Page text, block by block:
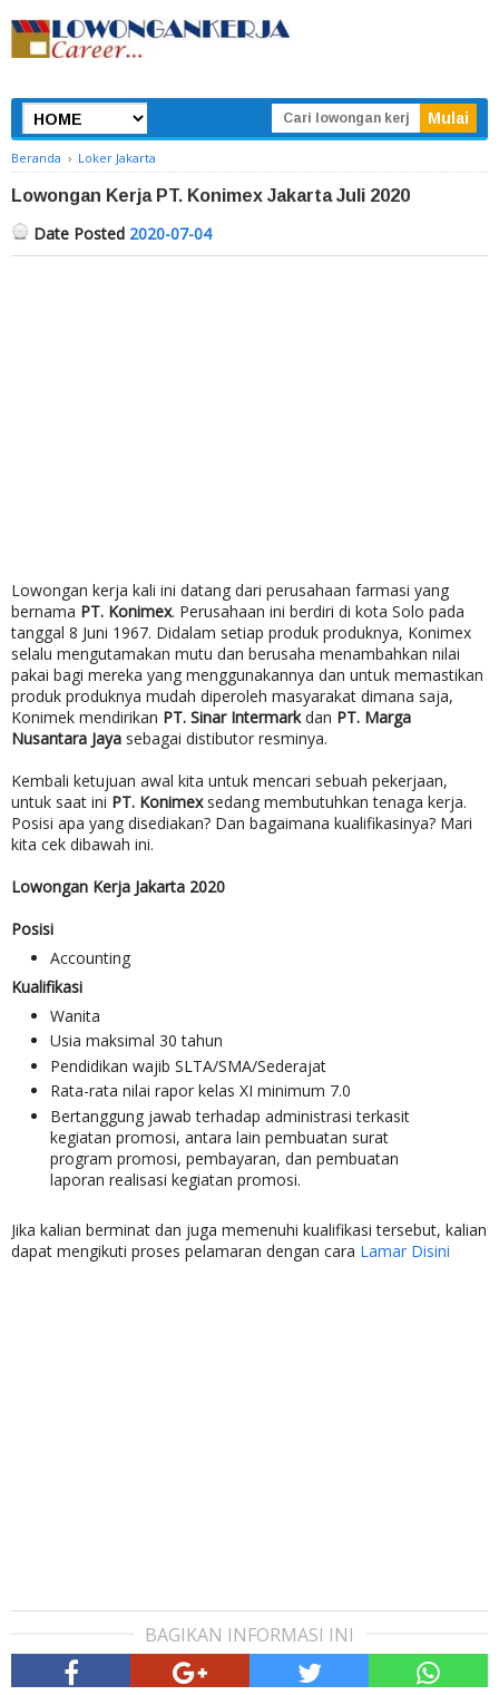
Beranda › Loker Jakarta
Lowongan Kerja PT. Konimex Jakarta Juli 2020
Date Posted 2020-07-04
Lowongan kerja kali ini datang dari perusahaan farmasi yang
bernama PT. Konimex. Perusahaan ini berdiri di kota Solo pada
tanggal 8 Juni 1967. Didalam setiap produk produknya, Konimex
selalu mengutamakan mutu dan berusaha menambahkan nilai
pakai bagi mereka yang menggunakannya dan untuk memastikan
produk produknya mudah diperoleh masyarakat dimana saja,
Konimek mendirikan PT. Sinar Intermarkdan PT. Marga
Nusantara Jaya sebagai distibutor resminya.
Kembali ketujuan awal kita untuk mencari sebuah pekerjaan,
untuk saat ini PT. Konimexsedang membutuhkan tenaga kerja.
Posisi apa yang disediakan? Dan bagaimana kualifikasinya? Mari
kita cek dibawah ini.
Lowongan Kerja Jakarta 2020
Posisi
Accounting
Kualifikasi
Wanita
Usia maksimal 30 tahun
Pendidikan wajib SLTA/SMA/Sederajat
Rata-rata nilai rapor kelas XI minimum 7.0
Bertanggung jawab terhadap administrasi terkasit
kegiatan promosi, antara lain pembuatan surat
program promosi, pembayaran, dan pembuatan
laporan realisasi kegiatan promosi.
Jika kalian berminat dan juga memenuhi kualifikasi tersebut, kalian
dapat mengikuti proses pelamaran dengan cara Lamar Disini
BAGIKAN INFORMASI INI